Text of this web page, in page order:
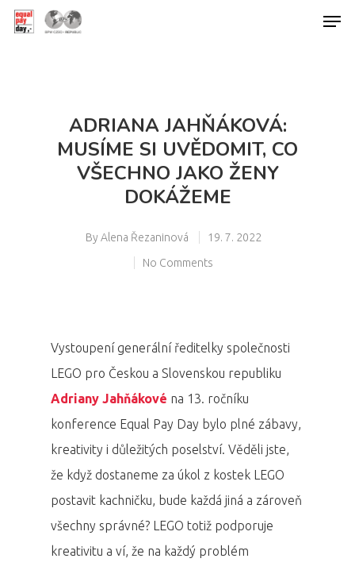
ADRIANA JAHŇÁKOVÁ:
MUSÍME SI UVĚDOMIT, CO
VŠECHNO JAKO ŽENY
DOKÁŽEME
By Alena Řezaninová
19. 7. 2022
No Comments
Vystoupení generální ředitelky společnosti
LEGO pro Českou a Slovenskou republiku
Adriany Jahňákové na 13. ročníku
konference Equal Pay Day bylo plné zábavy,
kreativity i důležitých poselství. Věděli jste,
že když dostaneme za úkol z kostek LEGO
postavit kachničku, bude každá jiná a zároveň
všechny správné? LEGO totiž podporuje
kreativitu a ví, že na každý problém